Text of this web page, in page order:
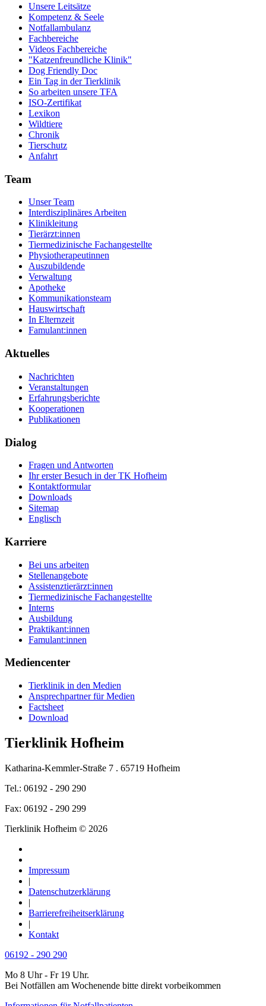
Unsere Leitsätze
Kompetenz & Seele
Notfallambulanz
Fachbereiche
Videos Fachbereiche
"Katzenfreundliche Klinik"
Dog Friendly Doc
Ein Tag in der Tierklinik
So arbeiten unsere TFA
ISO-Zertifikat
Lexikon
Wildtiere
Chronik
Tierschutz
Anfahrt
Team
Unser Team
Interdisziplinäres Arbeiten
Klinikleitung
Tierärzt:innen
Tiermedizinische Fachangestellte
Physiotherapeutinnen
Auszubildende
Verwaltung
Apotheke
Kommunikationsteam
Hauswirtschaft
In Elternzeit
Famulant:innen
Aktuelles
Nachrichten
Veranstaltungen
Erfahrungsberichte
Kooperationen
Publikationen
Dialog
Fragen und Antworten
Ihr erster Besuch in der TK Hofheim
Kontaktformular
Downloads
Sitemap
Englisch
Karriere
Bei uns arbeiten
Stellenangebote
Assistenztierärzt:innen
Tiermedizinische Fachangestellte
Interns
Ausbildung
Praktikant:innen
Famulant:innen
Mediencenter
Tierklinik in den Medien
Ansprechpartner für Medien
Factsheet
Download
Tierklinik Hofheim
Katharina-Kemmler-Straße 7 . 65719 Hofheim
Tel.: 06192 - 290 290
Fax: 06192 - 290 299
Tierklinik Hofheim © 2026
Impressum
|
Datenschutzerklärung
|
Barrierefreiheitserklärung
|
Kontakt
06192 - 290 290
Mo 8 Uhr - Fr 19 Uhr.
Bei Notfällen am Wochenende bitte direkt vorbeikommen